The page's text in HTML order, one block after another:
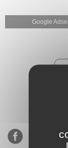
Google